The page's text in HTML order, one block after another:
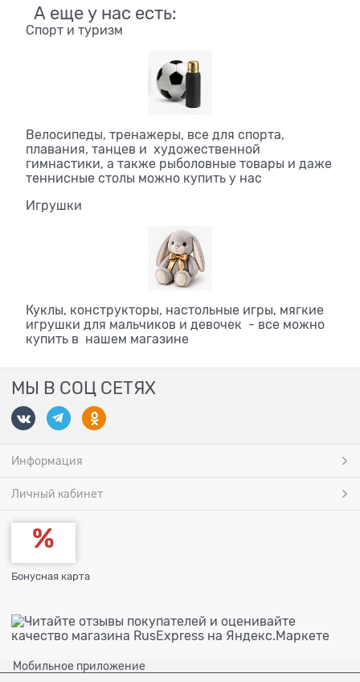
А еще у нас есть:
Спорт и туризм
Велосипеды, тренажеры, все для спорта,
плавания, танцев и художественной
гимнастики, а также рыболовные товары и даже
теннисные столы можно купить у нас
Игрушки
Куклы, конструкторы, настольные игры, мягкие
игрушки для мальчиков и девочек - все можно
купить в нашем магазине
МЫ В СОЦ СЕТЯХ
Информация
Личный кабинет
Бонусная карта
Мобильное приложение